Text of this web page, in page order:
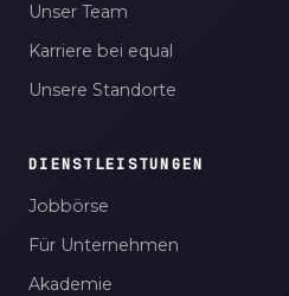
Unser Team
Karriere bei equal
Unsere Standorte
DIENSTLEISTUNGEN
Jobbörse
Für Unternehmen
Akademie